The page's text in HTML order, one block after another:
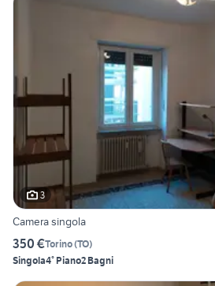
3
Camera singola
350 €Torino(TO)
Singola4° Piano2 Bagni